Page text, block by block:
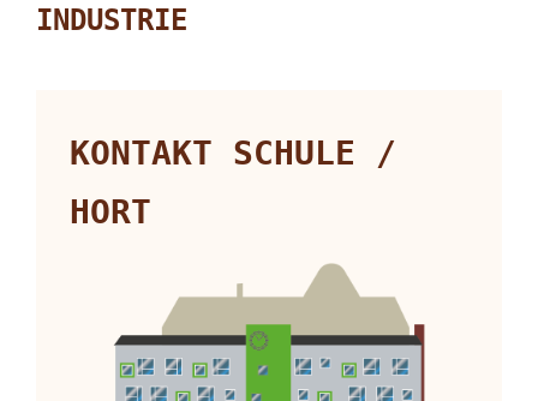
INDUSTRIE
KONTAKT SCHULE /
HORT